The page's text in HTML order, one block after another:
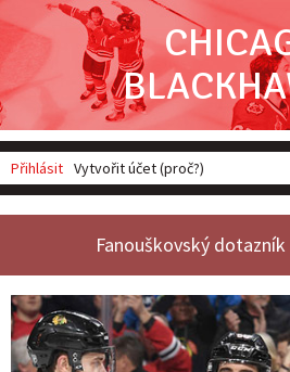
Přihlásit Vytvořit účet (proč?)
Fanouškovský
Erik Gustafsson se raduje ze svého